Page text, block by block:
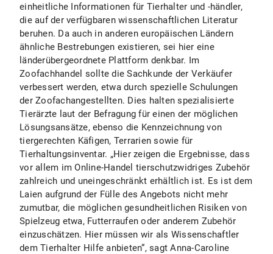
einheitliche Informationen für Tierhalter und -händler,
die auf der verfügbaren wissenschaftlichen Literatur
beruhen. Da auch in anderen europäischen Ländern
ähnliche Bestrebungen existieren, sei hier eine
länderübergeordnete Plattform denkbar. Im
Zoofachhandel sollte die Sachkunde der Verkäufer
verbessert werden, etwa durch spezielle Schulungen
der Zoofachangestellten. Dies halten spezialisierte
Tierärzte laut der Befragung für einen der möglichen
Lösungsansätze, ebenso die Kennzeichnung von
tiergerechten Käfigen, Terrarien sowie für
Tierhaltungsinventar. „Hier zeigen die Ergebnisse, dass
vor allem im Online-Handel tierschutzwidriges Zubehör
zahlreich und uneingeschränkt erhältlich ist. Es ist dem
Laien aufgrund der Fülle des Angebots nicht mehr
zumutbar, die möglichen gesundheitlichen Risiken von
Spielzeug etwa, Futterraufen oder anderem Zubehör
einzuschätzen. Hier müssen wir als Wissenschaftler
dem Tierhalter Hilfe anbieten“, sagt Anna-Caroline